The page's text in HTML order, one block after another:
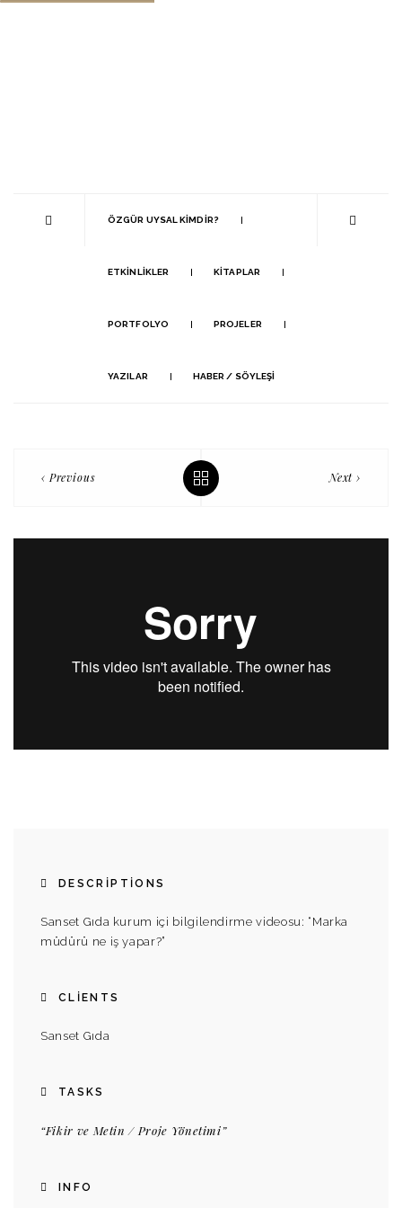
ÖZGÜR UYSAL KIMDIR?
ETKINLIKLER KITAPLAR
PORTFOLYO PROJELER
YAZILAR HABER / SÖYLEŞI
‹ Previous Next ›
DESCRIPTIONS
Sanset Gıda kurum içi bilgilendirme videosu: “Marka
müdürü ne iş yapar?”
CLIENTS
Sanset Gıda
TASKS
“Fikir ve Metin / Proje Yönetimi”
INFO